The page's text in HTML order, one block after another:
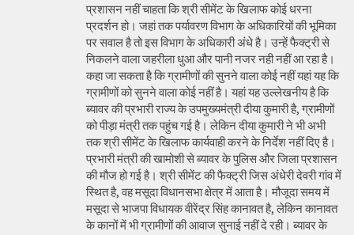
प्रशासन नहीं चाहता कि श्री सीमेंट के खिलाफ कोई धरना
प्रदर्शन हो। जहां तक पर्यावरण विभाग के अधिकारियों की भूमिका
पर सवाल है तो इस विभाग के अधिकारी अंधे है। उन्हें फैक्ट्री से
निकलने वाला जहरीला धुआ और पानी नजर नही नहीं आ रहा है।
कहा जा सकता है कि ग्रामीणों की सुनने वाला कोई नहीं यहां यह कि
ग्रामीणों को सुनने वाला कोई नहीं है। यहां यह उल्लेखनीय है कि
ब्यावर की प्रभारी राज्य के उपमुख्यमंत्री दीया कुमारी है, ग्रामीणों
को पीड़ा मंत्री तक पहुंच गई है। लेकिन दीया कुमारी ने भी अभी
तक श्री सीमेंट के खिलाफ कार्यवाही करने के निर्देश नहीं दिए है।
प्रभारी मंत्री की खामोशी से ब्यावर के पुलिस और जिला प्रशासन
की मौज हो गई है। श्री सीमेंट की फैक्ट्री जिस अंधेरी देवरी गांव में
स्थित है, वह मसूदा विधानसभा क्षेत्र में आता है। मौजूदा समय में
मसूदा से भाजपा विधायक वीरेंद्र सिंह कानावत है, लेकिन कानावत
के कानों में भी ग्रामीणों की आवाज सुनाई नहीं दे रही। ब्यावर के